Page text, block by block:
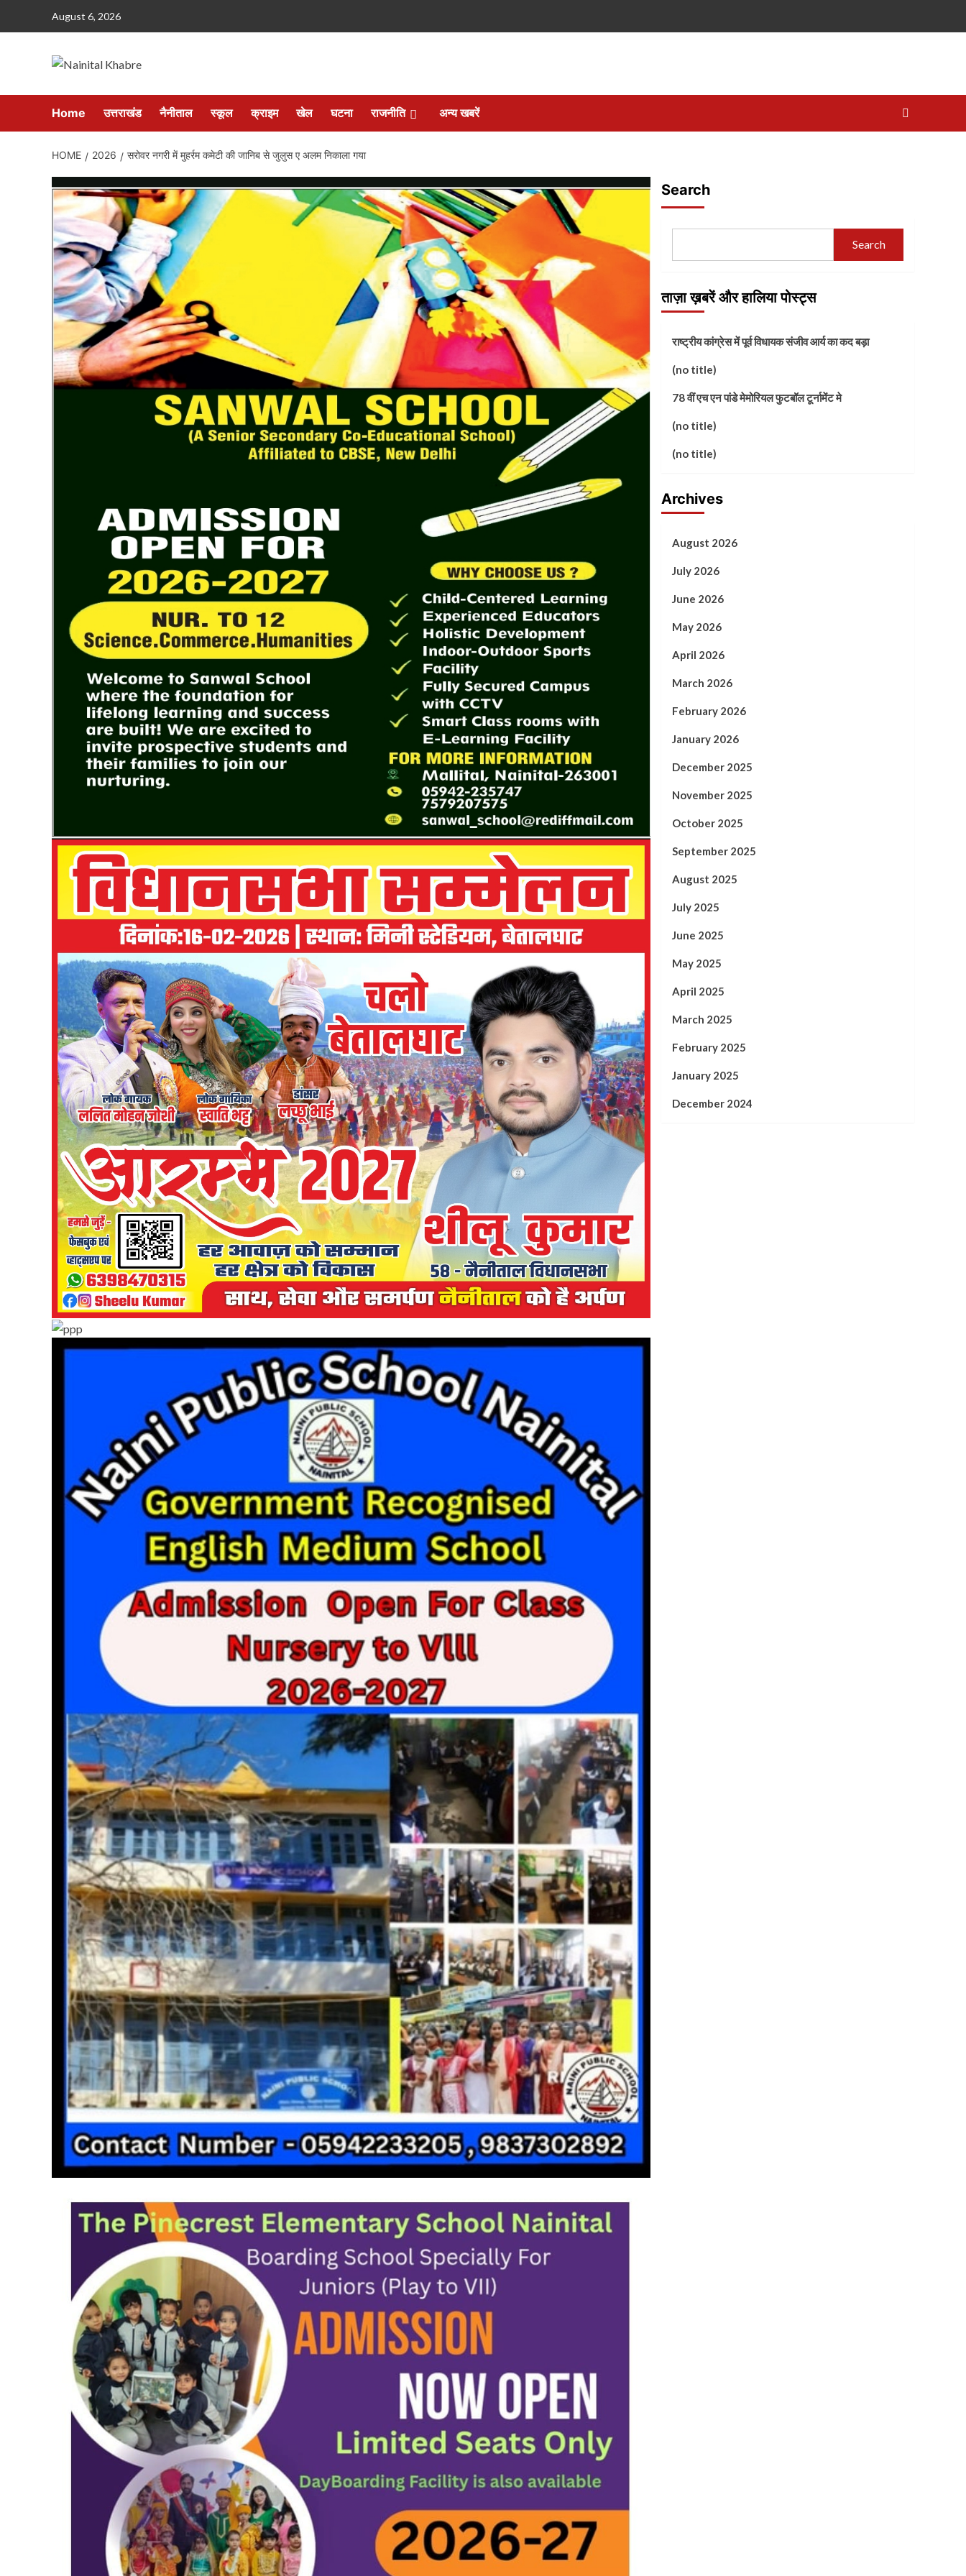
August 6, 2026
Home उत्तराखंड नैनीताल स्कूल क्राइम खेल घटना राजनीति अन्य खबरें
HOME 2026 सरोवर नगरी में मुहर्रम कमेटी की जानिब से जुलुस ए अलम निकाला गया
Search
Search
ताज़ा ख़बरें और हालिया पोस्ट्स
राष्ट्रीय कांग्रेस में पूर्व विधायक संजीव आर्य का कद बड़ा
(no title)
78 वीं एच एन पांडे मेमोरियल फुटबॉल टूर्नामेंट मे
(no title)
(no title)
Archives
August 2026
July 2026
June 2026
May 2026
April 2026
March 2026
February 2026
January 2026
December 2025
November 2025
October 2025
September 2025
August 2025
July 2025
June 2025
May 2025
April 2025
March 2025
February 2025
January 2025
December 2024